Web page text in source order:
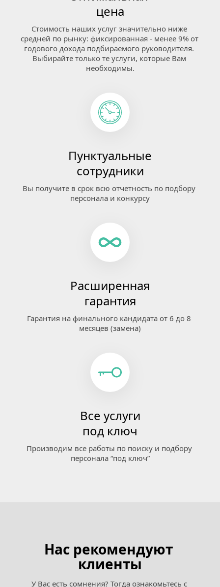
цена
Стоимость наших услуг значительно ниже
средней по рынку: фиксированная - менее 9% от
годового дохода подбираемого руководителя.
Выбирайте только те услуги, которые Вам
необходимы.
Пунктуальные
сотрудники
Вы получите в срок всю отчетность по подбору
персонала и конкурсу
Расширенная
гарантия
Гарантия на финального кандидата от 6 до 8
месяцев (замена)
Все услуги
под ключ
Производим все работы по поиску и подбору
персонала “под ключ”
Нас рекомендуют
клиенты
У Вас есть сомнения? Тогда ознакомьтесь с